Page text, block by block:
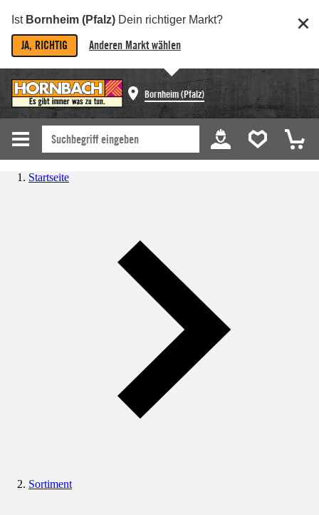
Ist Bornheim (Pfalz) Dein richtiger Markt?
JA, RICHTIG Anderen Markt wählen
Bornheim (Pfalz)
Startseite
Sortiment